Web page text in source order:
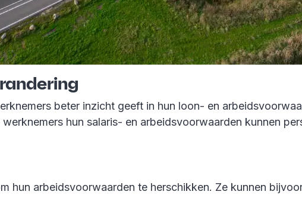
beter inzicht geeft in hun loon- en
hun salaris- en arbeidsvoorwaarden kunnen
hun arbeidsvoorwaarden te herschikken. Ze kunnen